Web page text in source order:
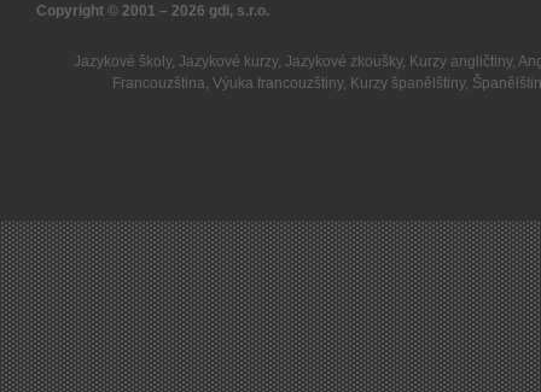
Copyright © 2001 – 2026 gdi, s.r.o.
Jazykové školy, Jazykové kurzy, Jazykové zkoušky, Kurzy angličtiny,
Francouzština,Výuka francouzštiny, Kurzy španělštiny,